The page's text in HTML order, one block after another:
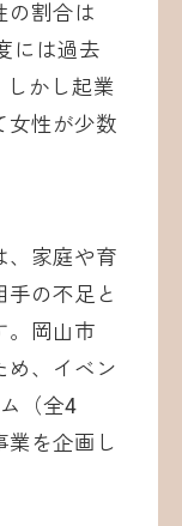
の割合は
には過去
しかし起業
女性が少数
家庭や育
手の不足と
。岡山市
め、イベン
（全4
業を企画し